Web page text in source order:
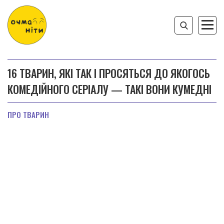
16 ТВАРИН, ЯКІ ТАК І ПРОСЯТЬСЯ ДО ЯКОГОСЬ
КОМЕДІЙНОГО СЕРІАЛУ — ТАКІ ВОНИ КУМЕДНІ
ПРО ТВАРИН